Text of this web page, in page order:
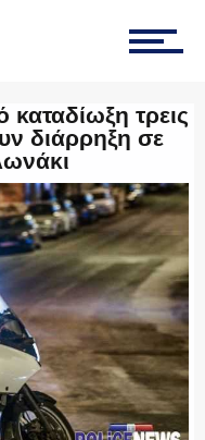
τρεις
διάρρηξη σε